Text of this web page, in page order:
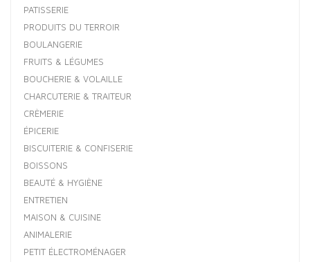
PATISSERIE
PRODUITS DU TERROIR
BOULANGERIE
FRUITS & LÉGUMES
BOUCHERIE & VOLAILLE
CHARCUTERIE & TRAITEUR
CRÈMERIE
ÉPICERIE
BISCUITERIE & CONFISERIE
BOISSONS
BEAUTÉ & HYGIÈNE
ENTRETIEN
MAISON & CUISINE
ANIMALERIE
PETIT ÉLECTROMÉNAGER